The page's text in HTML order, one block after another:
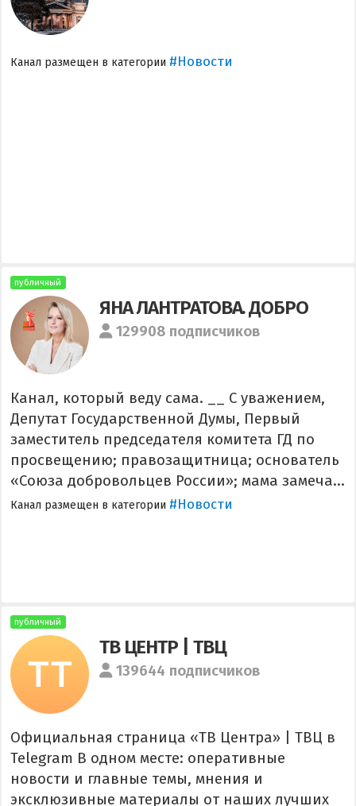
Канал размещен в категории #Новости
публичный
ЯНА ЛАНТРАТОВА. ДОБРО
129908 подписчиков
Канал, который веду сама. __ С уважением,
Депутат Государственной Думы, Первый
заместитель председателя комитета ГД по
просвещению; правозащитница; основатель
«Союза добровольцев России»; мама замеча...
Канал размещен в категории #Новости
публичный
ТВ ЦЕНТР | ТВЦ
139644 подписчиков
Официальная страница «ТВ Центра» | ТВЦ в
Telegram В одном месте: оперативные
новости и главные темы, мнения и
эксклюзивные материалы от наших лучших